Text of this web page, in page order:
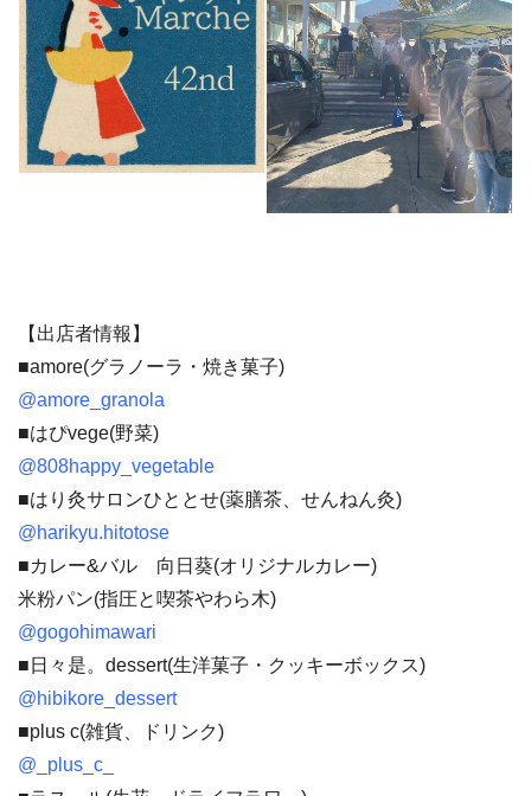
【出店者情報】
■amore(グラノーラ・焼き菓子)
@amore_granola
■はぴvege(野菜)
@808happy_vegetable
■はり灸サロンひととせ(薬膳茶、せんねん灸)
@harikyu.hitotose
■カレー&バル 向日葵(オリジナルカレー)
米粉パン(指圧と喫茶やわら木)
@gogohimawari
■日々是。dessert(生洋菓子・クッキーボックス)
@hibikore_dessert
■plus c(雑貨、ドリンク)
@_plus_c_